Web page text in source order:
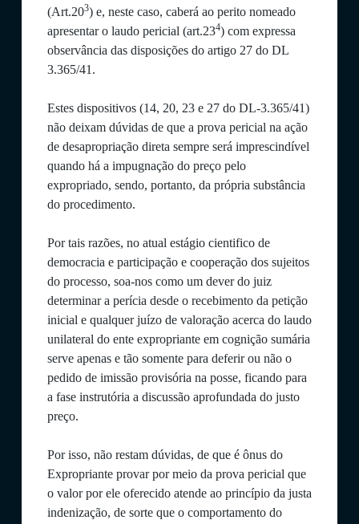
(Art.203) e, neste caso, caberá ao perito nomeado
apresentar o laudo pericial (art.234) com expressa
observância das disposições do artigo 27 do DL
3.365/41.
Estes dispositivos (14, 20, 23 e 27 do DL-3.365/41)
não deixam dúvidas de que a prova pericial na ação
de desapropriação direta sempre será imprescindível
quando há a impugnação do preço pelo
expropriado, sendo, portanto, da própria substância
do procedimento.
Por tais razões, no atual estágio cientifico de
democracia e participação e cooperação dos sujeitos
do processo, soa-nos como um dever do juiz
determinar a perícia desde o recebimento da petição
inicial e qualquer juízo de valoração acerca do laudo
unilateral do ente expropriante em cognição sumária
serve apenas e tão somente para deferir ou não o
pedido de imissão provisória na posse, ficando para
a fase instrutória a discussão aprofundada do justo
preço.
Por isso, não restam dúvidas, de que é ônus do
Expropriante provar por meio da prova pericial que
o valor por ele oferecido atende ao princípio da justa
indenização, de sorte que o comportamento do